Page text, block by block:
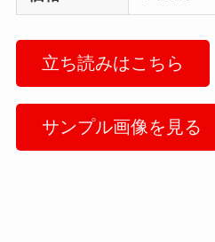
立ち読みはこちら
サンプル画像を見る